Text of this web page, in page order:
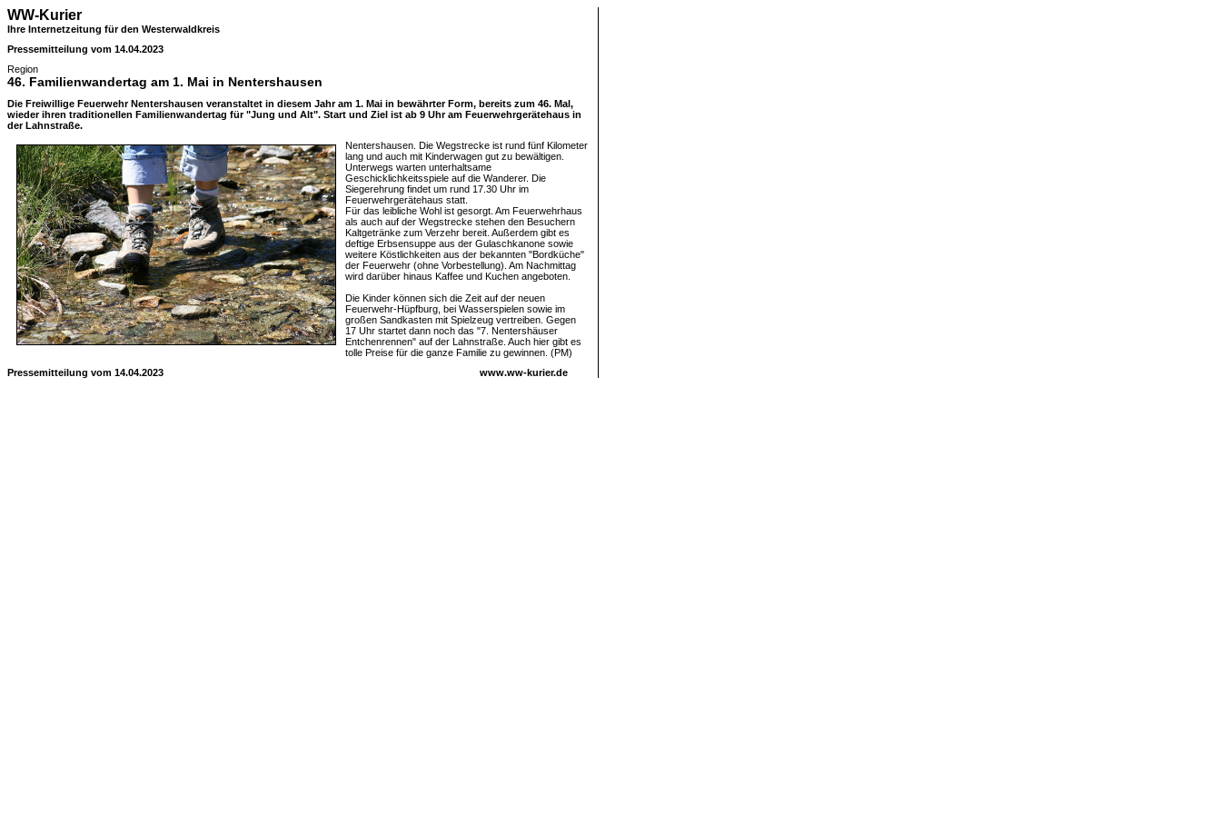
WW-Kurier
Ihre Internetzeitung für den Westerwaldkreis
Pressemitteilung vom 14.04.2023
Region
46. Familienwandertag am 1. Mai in Nentershausen
Die Freiwillige Feuerwehr Nentershausen veranstaltet in diesem Jahr am 1. Mai in bewährter Form, bereits zum 46. Mal,
wieder ihren traditionellen Familienwandertag für "Jung und Alt". Start und Ziel ist ab 9 Uhr am Feuerwehrgerätehaus in
der Lahnstraße.
Nentershausen. Die Wegstrecke ist rund fünf Kilometer
lang und auch mit Kinderwagen gut zu bewältigen.
Unterwegs warten unterhaltsame
Geschicklichkeitsspiele auf die Wanderer. Die
Siegerehrung findet um rund 17.30 Uhr im
Feuerwehrgerätehaus statt.
Für das leibliche Wohl ist gesorgt. Am Feuerwehrhaus
als auch auf der Wegstrecke stehen den Besuchern
Kaltgetränke zum Verzehr bereit. Außerdem gibt es
deftige Erbsensuppe aus der Gulaschkanone sowie
weitere Köstlichkeiten aus der bekannten "Bordküche"
der Feuerwehr (ohne Vorbestellung). Am Nachmittag
wird darüber hinaus Kaffee und Kuchen angeboten.
Die Kinder können sich die Zeit auf der neuen
Feuerwehr-Hüpfburg, bei Wasserspielen sowie im
großen Sandkasten mit Spielzeug vertreiben. Gegen
17 Uhr startet dann noch das "7. Nentershäuser
Entchenrennen" auf der Lahnstraße. Auch hier gibt es
tolle Preise für die ganze Familie zu gewinnen. (PM)
Pressemitteilung vom 14.04.2023
www.ww-kurier.de